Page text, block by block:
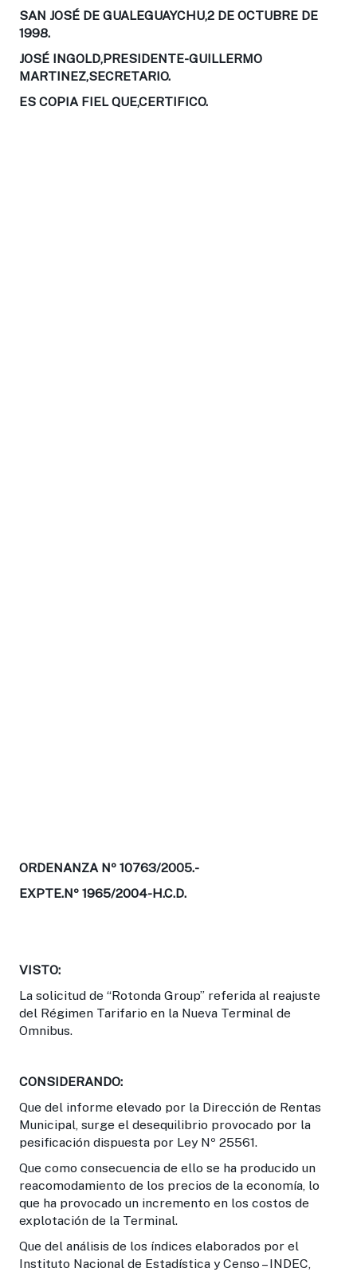
SAN JOSÉ DE GUALEGUAYCHU,2 DE OCTUBRE DE
1998.
JOSÉ INGOLD,PRESIDENTE-GUILLERMO
MARTINEZ,SECRETARIO.
ES COPIA FIEL QUE,CERTIFICO.
ORDENANZA Nº 10763/2005.-
EXPTE.Nº 1965/2004-H.C.D.
VISTO:
La solicitud de “Rotonda Group” referida al reajuste
del Régimen Tarifario en la Nueva Terminal de
Omnibus.
CONSIDERANDO:
Que del informe elevado por la Dirección de Rentas
Municipal, surge el desequilibrio provocado por la
pesificación dispuesta por Ley Nº 25561.
Que como consecuencia de ello se ha producido un
reacomodamiento de los precios de la economía, lo
que ha provocado un incremento en los costos de
explotación de la Terminal.
Que del análisis de los índices elaborados por el
Instituto Nacional de Estadística y Censo – INDEC,